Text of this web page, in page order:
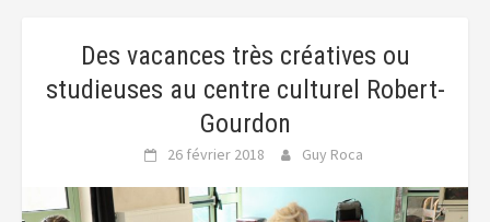
Des vacances très créatives ou
studieuses au centre culturel Robert-
Gourdon
26 février 2018 Guy Roca